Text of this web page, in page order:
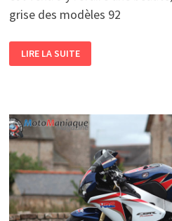
grise des modèles 92
1100
GSXR
LIRE LA SUITE